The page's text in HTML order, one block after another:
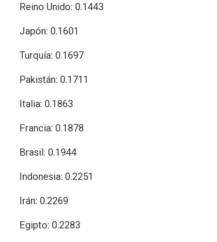
Reino Unido: 0.1443
Japón: 0.1601
Turquía: 0.1697
Pakistán: 0.1711
Italia: 0.1863
Francia: 0.1878
Brasil: 0.1944
Indonesia: 0.2251
Irán: 0.2269
Egipto: 0.2283